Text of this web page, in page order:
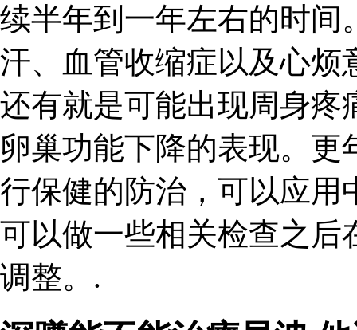
续半年到一年左右的时间
汗、血管收缩症以及心烦
还有就是可能出现周身疼
卵巢功能下降的表现。
行保健的防治，可以应用
可以做一些相关检查之后
调整。.